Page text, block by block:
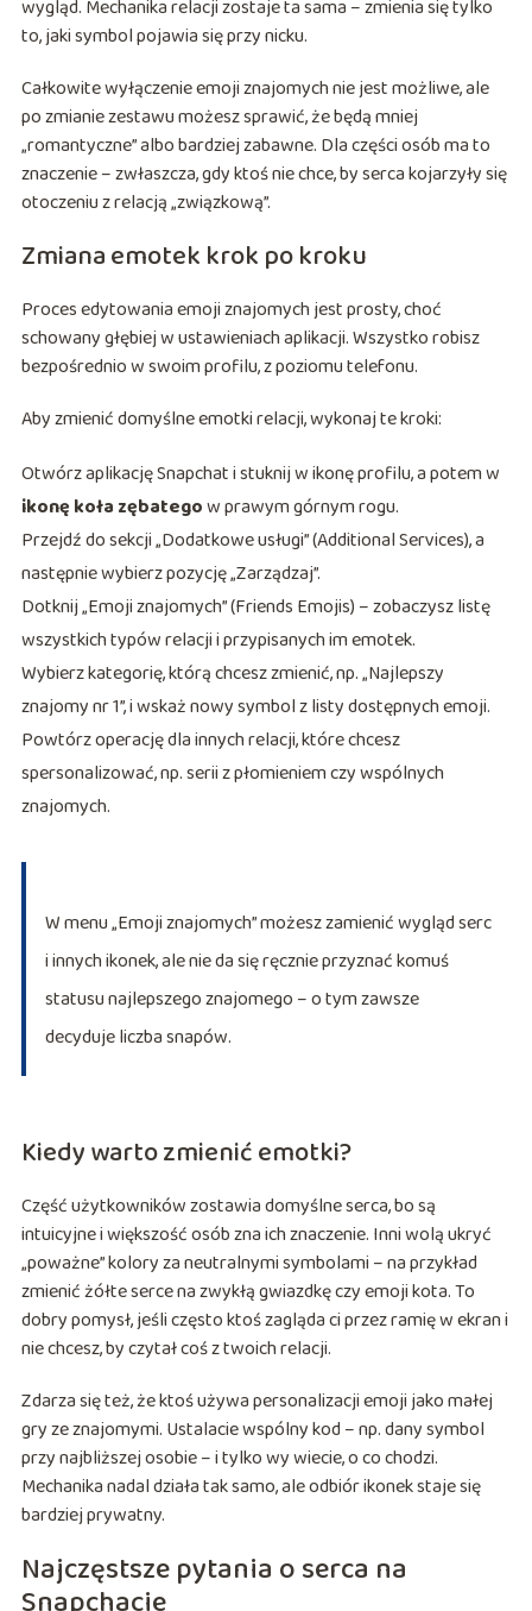
wygląd. Mechanika relacji zostaje ta sama – zmienia się tylko
to, jaki symbol pojawia się przy nicku.
Całkowite wyłączenie emoji znajomych nie jest możliwe, ale
po zmianie zestawu możesz sprawić, że będą mniej
„romantyczne” albo bardziej zabawne. Dla części osób ma to
znaczenie – zwłaszcza, gdy ktoś nie chce, by serca kojarzyły się
otoczeniu z relacją „związkową”.
Zmiana emotek krok po kroku
Proces edytowania emoji znajomych jest prosty, choć
schowany głębiej w ustawieniach aplikacji. Wszystko robisz
bezpośrednio w swoim profilu, z poziomu telefonu.
Aby zmienić domyślne emotki relacji, wykonaj te kroki:
Otwórz aplikację Snapchat i stuknij w ikonę profilu, a potem w
ikonę koła zębategow prawym górnym rogu.
Przejdź do sekcji „Dodatkowe usługi” (Additional Services), a
następnie wybierz pozycję „Zarządzaj”.
Dotknij „Emoji znajomych” (Friends Emojis) – zobaczysz listę
wszystkich typów relacji i przypisanych im emotek.
Wybierz kategorię, którą chcesz zmienić, np. „Najlepszy
znajomy nr 1”, i wskaż nowy symbol z listy dostępnych emoji.
Powtórz operację dla innych relacji, które chcesz
spersonalizować, np. serii z płomieniem czy wspólnych
znajomych.
W menu „Emoji znajomych” możesz zamienić wygląd serc
i innych ikonek, ale nie da się ręcznie przyznać komuś
statusu najlepszego znajomego – o tym zawsze
decyduje liczba snapów.
Kiedy warto zmienić emotki?
Część użytkowników zostawia domyślne serca, bo są
intuicyjne i większość osób zna ich znaczenie. Inni wolą ukryć
„poważne” kolory za neutralnymi symbolami – na przykład
zmienić żółte serce na zwykłą gwiazdkę czy emoji kota. To
dobry pomysł, jeśli często ktoś zagląda ci przez ramię w ekran i
nie chcesz, by czytał coś z twoich relacji.
Zdarza się też, że ktoś używa personalizacji emoji jako małej
gry ze znajomymi. Ustalacie wspólny kod – np. dany symbol
przy najbliższej osobie – i tylko wy wiecie, o co chodzi.
Mechanika nadal działa tak samo, ale odbiór ikonek staje się
bardziej prywatny.
Najczęstsze pytania o serca na